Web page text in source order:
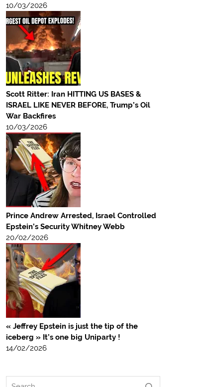
10/03/2026
Scott Ritter: Iran HITTING US BASES &
ISRAEL LIKE NEVER BEFORE, Trump’s Oil
War Backfires
10/03/2026
Prince Andrew Arrested, Israel Controlled
Epstein’s Security Whitney Webb
20/02/2026
« Jeffrey Epstein is just the tip of the
iceberg » It’s one big Uniparty !
14/02/2026